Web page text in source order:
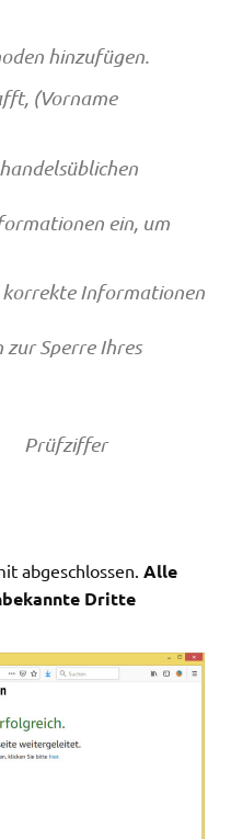
hinzufügen.
(Vorname
ein, um
Informationen
Sperre Ihres
Prüfziffer
abgeschlossen. Alle
Dritte